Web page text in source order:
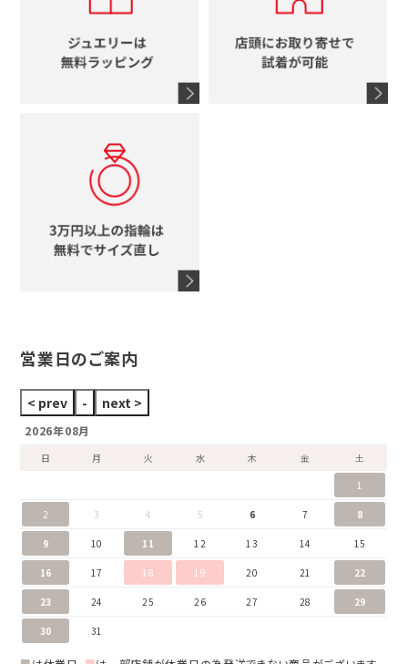
グッチ
スタージュエリー
ウノアエレ
コーチ
ブランドアイテムをすべて見る
エルメス
シャネル
タグホイヤー
営業日のご案内
2026年08月
日 月 火 水 木 金
土
1
2 3 4 5 6 7 8
9 10 11 12 13 14 15
16 17 18 19 20 21 22
23 24 25 26 27 28 29
30 31